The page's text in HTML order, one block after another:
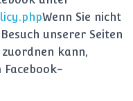
Wenn Sie nicht
unserer Seiten
kann,
Facebook-